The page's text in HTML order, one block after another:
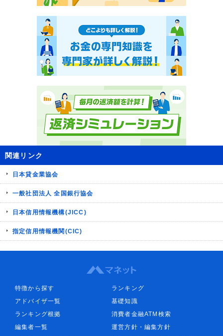
関連リンク
日本貸金業協会
一般社団法人 全国銀行協会
日本信用情報機構(JICC)
指定信用情報機関(CIC)
特徴から探す
ランキング
アドバイザ一覧
基礎知識
ランキング根拠
消費者金融ATM検索
編集者一覧
運営方針・編集方針